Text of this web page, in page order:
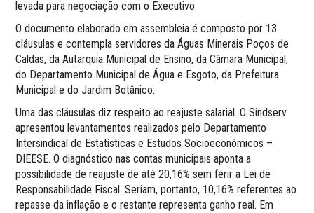
levada para negociação com o Executivo.
O documento elaborado em assembleia é composto por 13
cláusulas e contempla servidores da Águas Minerais Poços de
Caldas, da Autarquia Municipal de Ensino, da Câmara Municipal,
do Departamento Municipal de Água e Esgoto, da Prefeitura
Municipal e do Jardim Botânico.
Uma das cláusulas diz respeito ao reajuste salarial. O Sindserv
apresentou levantamentos realizados pelo Departamento
Intersindical de Estatísticas e Estudos Socioeconômicos –
DIEESE. O diagnóstico nas contas municipais aponta a
possibilidade de reajuste de até 20,16% sem ferir a Lei de
Responsabilidade Fiscal. Seriam, portanto, 10,16% referentes ao
repasse da inflação e o restante representa ganho real. Em